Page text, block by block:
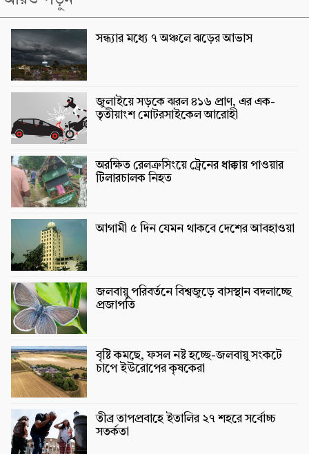
সন্ধ্যার মধ্যে ৭ অঞ্চলে ঝড়ের আভাস
জুলাইয়ে সড়কে ঝরল ৪১৬ প্রাণ, এর এক-
তৃতীয়াংশ মোটরসাইকেল আরোহী
অরক্ষিত রেলক্রসিংয়ে ট্রেনের ধাক্কায় পাওয়ার
টিলারচালক নিহত
আগামী ৫ দিন যেমন থাকবে দেশের আবহাওয়া
জলবায়ু পরিবর্তনে বিশ্বজুড়ে বাসস্থান বদলাচ্ছে
প্রজাপতি
বৃষ্টি কমছে, ফসল নষ্ট হচ্ছে-জলবায়ু সংকটে
চাপে ইউরোপের কৃষকেরা
তীব্র তাপপ্রবাহে ইতালির ২৭ শহরে সর্বোচ্চ
সতর্কতা